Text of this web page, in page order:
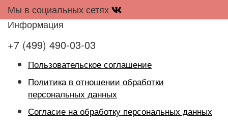
Мы в социальных сетях
Информация
+7 (499) 490-03-03
Пользовательское соглашение
Политика в отношении обработки
персональных данных
Согласие на обработку персональных данных